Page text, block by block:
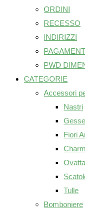
ORDINI
RECESSO
INDIRIZZI
PWD
CATEGORIE
Accessori
Nastri
Fiori
Ovatta
Tulle
Bomboniere